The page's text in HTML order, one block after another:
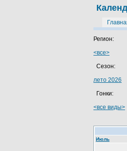
Регион:
<все>
Сезон:
лето 2026
Гонки:
<все виды>
Июль